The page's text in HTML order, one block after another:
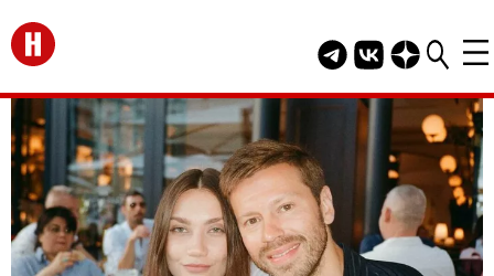
Перейти на главную
Telegram канал
Группа HELLO
Канал